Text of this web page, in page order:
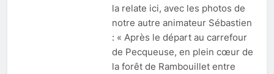
la relate ici, avec les photos de
notre autre animateur Sébastien
: « Après le départ au carrefour
de Pecqueuse, en plein cœur de
la forêt de Rambouillet entre